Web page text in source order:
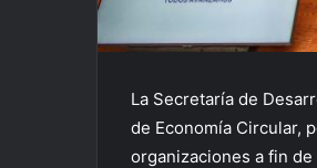
La Secretaría de
de Economía Circular,
organizaciones a fin